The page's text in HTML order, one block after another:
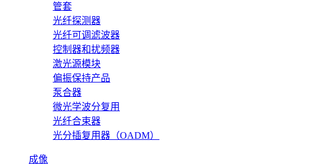
管套
光纤探测器
光纤可调滤波器
控制器和扰频器
激光源模块
偏振保持产品
泵合器
微光学波分复用
光纤合束器
光分插复用器（OADM）
成像